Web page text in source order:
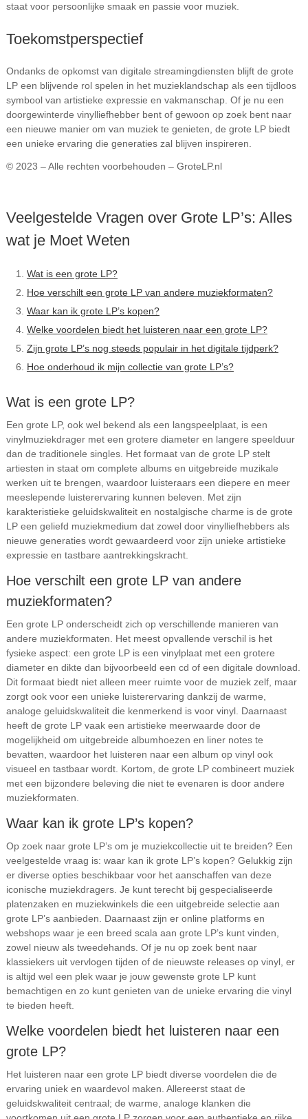
staat voor persoonlijke smaak en passie voor muziek.
Toekomstperspectief
Ondanks de opkomst van digitale streamingdiensten blijft de grote
LP een blijvende rol spelen in het muzieklandschap als een tijdloos
symbool van artistieke expressie en vakmanschap. Of je nu een
doorgewinterde vinylliefhebber bent of gewoon op zoek bent naar
een nieuwe manier om van muziek te genieten, de grote LP biedt
een unieke ervaring die generaties zal blijven inspireren.
© 2023 – Alle rechten voorbehouden – GroteLP.nl
Veelgestelde Vragen over Grote LP’s: Alles
wat je Moet Weten
Wat is een grote LP?
Hoe verschilt een grote LP van andere muziekformaten?
Waar kan ik grote LP’s kopen?
Welke voordelen biedt het luisteren naar een grote LP?
Zijn grote LP’s nog steeds populair in het digitale tijdperk?
Hoe onderhoud ik mijn collectie van grote LP’s?
Wat is een grote LP?
Een grote LP, ook wel bekend als een langspeelplaat, is een
vinylmuziekdrager met een grotere diameter en langere speelduur
dan de traditionele singles. Het formaat van de grote LP stelt
artiesten in staat om complete albums en uitgebreide muzikale
werken uit te brengen, waardoor luisteraars een diepere en meer
meeslepende luisterervaring kunnen beleven. Met zijn
karakteristieke geluidskwaliteit en nostalgische charme is de grote
LP een geliefd muziekmedium dat zowel door vinylliefhebbers als
nieuwe generaties wordt gewaardeerd voor zijn unieke artistieke
expressie en tastbare aantrekkingskracht.
Hoe verschilt een grote LP van andere
muziekformaten?
Een grote LP onderscheidt zich op verschillende manieren van
andere muziekformaten. Het meest opvallende verschil is het
fysieke aspect: een grote LP is een vinylplaat met een grotere
diameter en dikte dan bijvoorbeeld een cd of een digitale download.
Dit formaat biedt niet alleen meer ruimte voor de muziek zelf, maar
zorgt ook voor een unieke luisterervaring dankzij de warme,
analoge geluidskwaliteit die kenmerkend is voor vinyl. Daarnaast
heeft de grote LP vaak een artistieke meerwaarde door de
mogelijkheid om uitgebreide albumhoezen en liner notes te
bevatten, waardoor het luisteren naar een album op vinyl ook
visueel en tastbaar wordt. Kortom, de grote LP combineert muziek
met een bijzondere beleving die niet te evenaren is door andere
muziekformaten.
Waar kan ik grote LP’s kopen?
Op zoek naar grote LP’s om je muziekcollectie uit te breiden? Een
veelgestelde vraag is: waar kan ik grote LP’s kopen? Gelukkig zijn
er diverse opties beschikbaar voor het aanschaffen van deze
iconische muziekdragers. Je kunt terecht bij gespecialiseerde
platenzaken en muziekwinkels die een uitgebreide selectie aan
grote LP’s aanbieden. Daarnaast zijn er online platforms en
webshops waar je een breed scala aan grote LP’s kunt vinden,
zowel nieuw als tweedehands. Of je nu op zoek bent naar
klassiekers uit vervlogen tijden of de nieuwste releases op vinyl, er
is altijd wel een plek waar je jouw gewenste grote LP kunt
bemachtigen en zo kunt genieten van de unieke ervaring die vinyl
te bieden heeft.
Welke voordelen biedt het luisteren naar een
grote LP?
Het luisteren naar een grote LP biedt diverse voordelen die de
ervaring uniek en waardevol maken. Allereerst staat de
geluidskwaliteit centraal; de warme, analoge klanken die